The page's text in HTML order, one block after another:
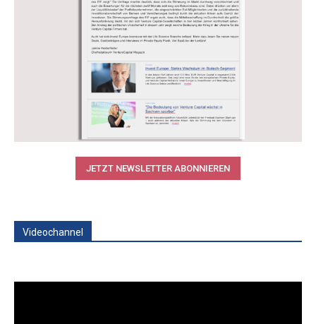
JETZT NEWSLETTER ABONNIEREN
Videochannel